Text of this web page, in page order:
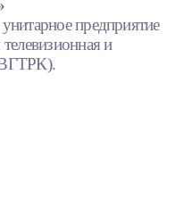
предприятие
и